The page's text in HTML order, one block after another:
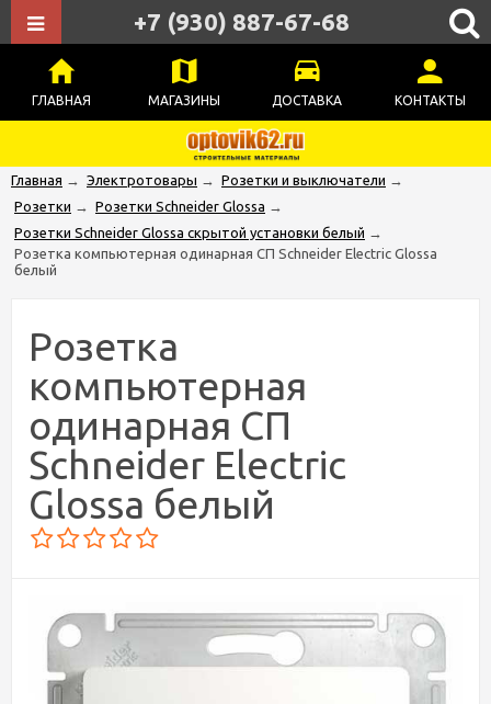
ГЛАВНАЯ МАГАЗИНЫ ДОСТАВКА КОНТАКТЫ
+7 (930) 887-67-68
Главная → Электротовары → Розетки и выключатели →
Розетки → Розетки Schneider Glossa →
Розетки Schneider Glossa скрытой установки белый →
Розетка компьютерная одинарная СП Schneider Electric Glossa
белый
Розетка
компьютерная
одинарная СП
Schneider Electric
Glossa белый